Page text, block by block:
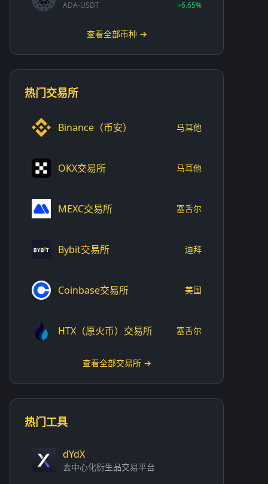
ADA-USDT +6.65%
查看全部币种 →
热门交易所
Binance（币安） 马耳他
OKX交易所 马耳他
MEXC交易所 塞舌尔
Bybit交易所 迪拜
Coinbase交易所 美国
HTX（原火币）交易所 塞舌尔
查看全部交易所 →
热门工具
dYdX
去中心化衍生品交易平台